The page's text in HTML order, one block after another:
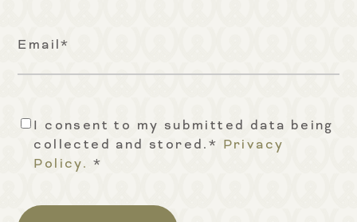
Email*
Consent*
I consent to my submitted data being
collected and stored.* Privacy
Policy. *